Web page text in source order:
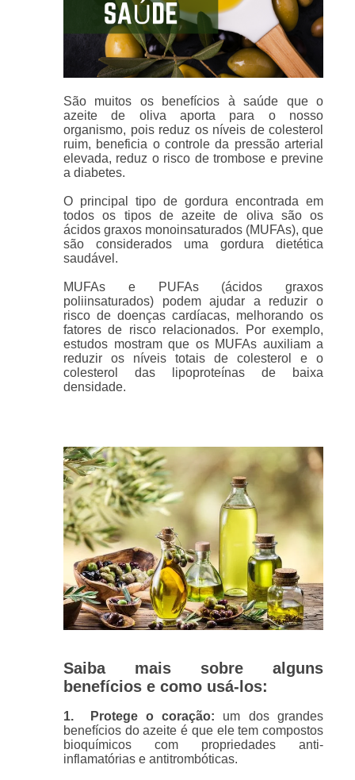
São muitos os benefícios à saúde que o
azeite de oliva aporta para o nosso
organismo, pois reduz os níveis de colesterol
ruim, beneficia o controle da pressão arterial
elevada, reduz o risco de trombose e previne
a diabetes.
O principal tipo de gordura encontrada em
todos os tipos de azeite de oliva são os
ácidos graxos monoinsaturados (MUFAs), que
são considerados uma gordura dietética
saudável.
MUFAs e PUFAs (ácidos graxos
poliinsaturados) podem ajudar a reduzir o
risco de doenças cardíacas, melhorando os
fatores de risco relacionados. Por exemplo,
estudos mostram que os MUFAs auxiliam a
reduzir os níveis totais de colesterol e o
colesterol das lipoproteínas de baixa
densidade.
Saiba mais sobre alguns
benefícios e como usá-los:
1. Protege o coração: um dos grandes
benefícios do azeite é que ele tem compostos
bioquímicos com propriedades anti-
inflamatórias e antitrombóticas.